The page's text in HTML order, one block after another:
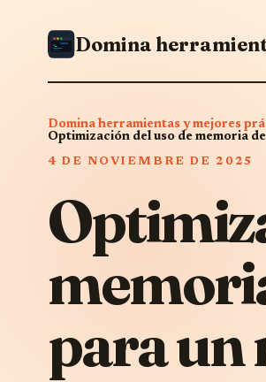
Domina herramientas y mejores
Optimización del uso de memoria
4 DE NOVIEMBRE DE 2025
para